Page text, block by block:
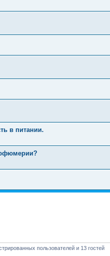
в питании.
пользователей и 13 гостей